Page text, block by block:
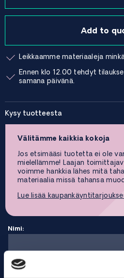
Add to
Leikkaamme materiaaleja
Ennen klo 12.00 tehdyt
samana päivänä.
Kysy tuotteesta
Välitämme kaikkia kokoja
Jos etsimääsi tuotetta ei ole
mielellämme! Laajan
voimme hankkia lähes mitä
materiaalia missä tahansa
Lue lisää
Nimi:
Sähköpostiosoite: